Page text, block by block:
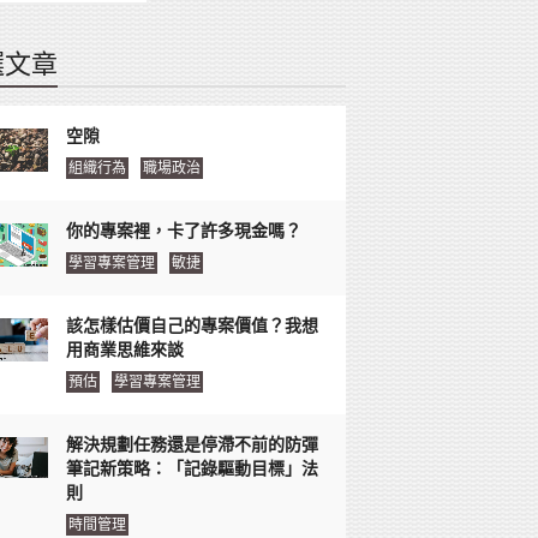
章
空隙
組織行為 職場政治
你的專案裡，卡了許多現金嗎？
學習專案管理 敏捷
該怎樣估價自己的專案價值？我想
用商業思維來談
預估 學習專案管理
解決規劃任務還是停滯不前的防彈
筆記新策略：「記錄驅動目標」法
則
時間管理